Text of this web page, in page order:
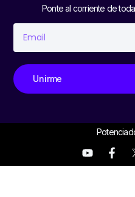
Ponte al corriente de
Unirme